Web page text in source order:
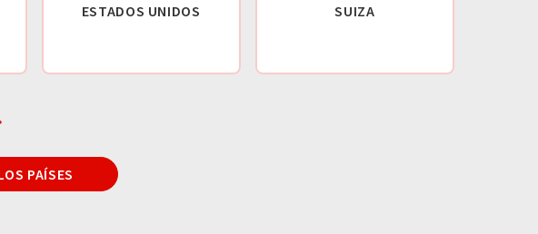
ESTADOS UNIDOS SUIZA
PAÍSES